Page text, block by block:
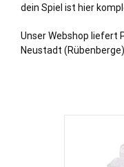
dein Spiel ist hier
Unser Webshop liefert
Neustadt